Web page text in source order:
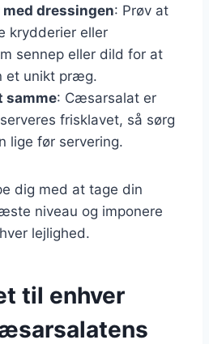
dressingen: Prøv at
krydderier eller
sennep eller dild for at
et unikt præg.
samme: Cæsarsalat er
frisklavet, så sørg
lige før servering.
dig med at tage din
niveau og imponere
lejlighed.
til enhver